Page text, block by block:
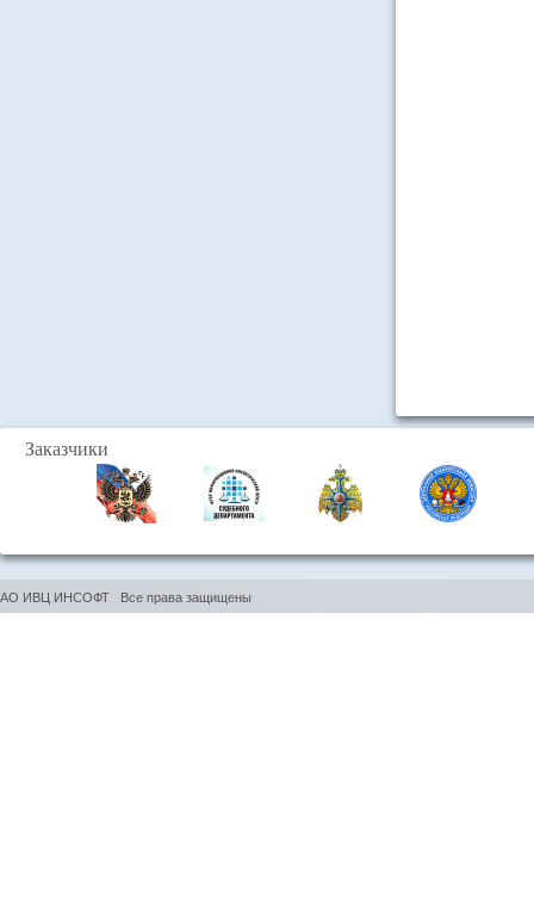
Заказчики
АО ИВЦ ИНСОФТ Все права защищены